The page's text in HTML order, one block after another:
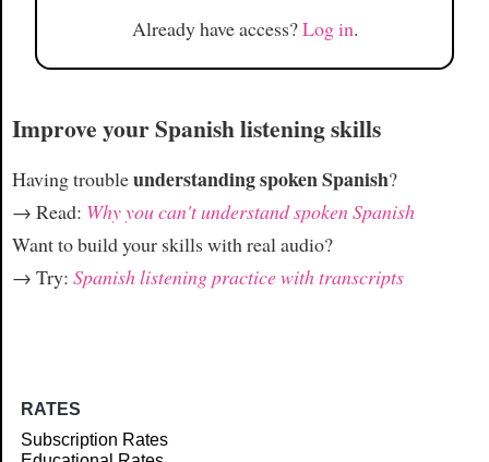
Already have access?Log in.
Improve your Spanish listening skills
Having troubleunderstanding spoken Spanish?
→ Read: Why you can't understand spoken Spanish
Want to build your skills with real audio?
→ Try: Spanish listening practice with transcripts
RATES
Subscription Rates